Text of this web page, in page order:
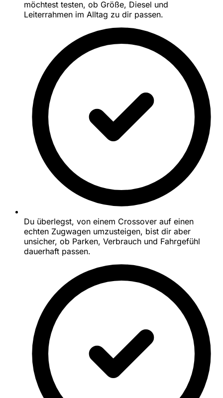
möchtest testen, ob Größe, Diesel und
Leiterrahmen im Alltag zu dir passen.
Du überlegst, von einem Crossover auf einen
echten Zugwagen umzusteigen, bist dir aber
unsicher, ob Parken, Verbrauch und Fahrgefühl
dauerhaft passen.